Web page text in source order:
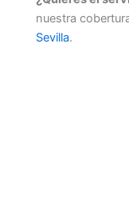
nuestra
Sevilla.